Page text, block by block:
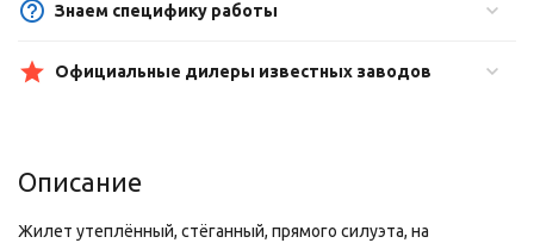
Знаем специфику работы
Официальные дилеры известных заводов
Описание
Жилет утеплённый, стёганный, прямого силуэта, на